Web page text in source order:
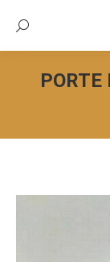
Recherche:
PORTE